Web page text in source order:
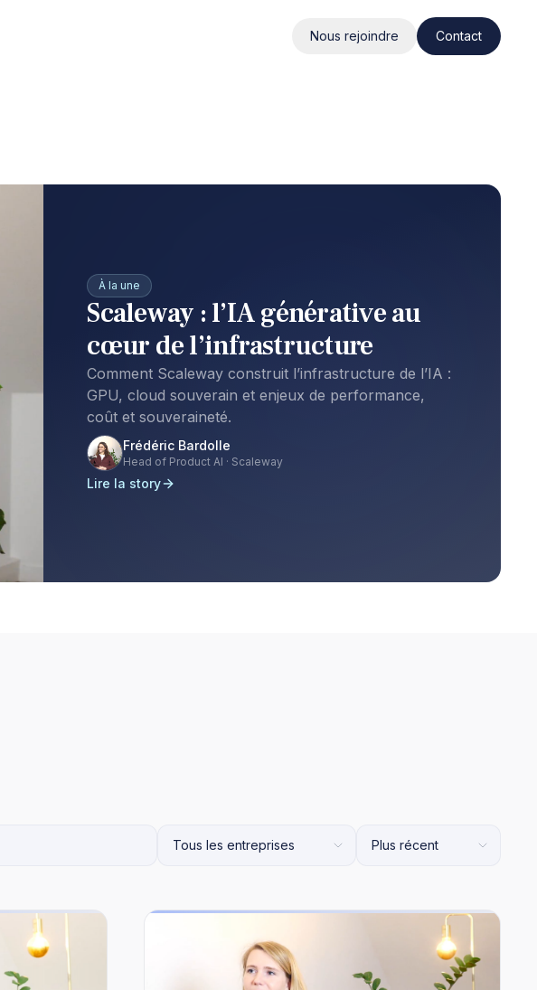
Nous rejoindre Contact
À la une
Scaleway : l’IA générative au
cœur de l’infrastructure
Comment Scaleway construit l’infrastructure de l’IA :
GPU, cloud souverain et enjeux de performance,
coût et souveraineté.
Frédéric Bardolle
Head of Product AI · Scaleway
Lire la story